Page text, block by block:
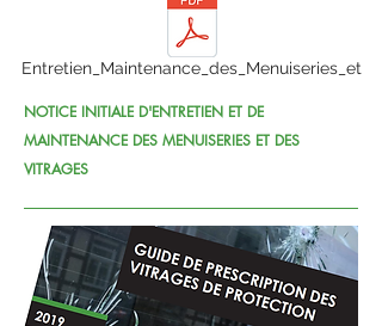
Entretien_Maintenance_des_Menuiseries_et
NOTICE INITIALE D'ENTRETIEN ET DE
MAINTENANCE DES MENUISERIES ET DES
VITRAGES